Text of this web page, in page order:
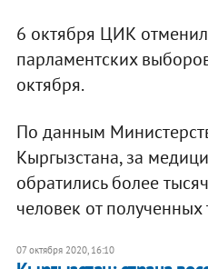
6 октября ЦИК
парламентских
октября.
По данным
Кыргызстана, за
обратились более
человек от
07 октября 2020, 16:10